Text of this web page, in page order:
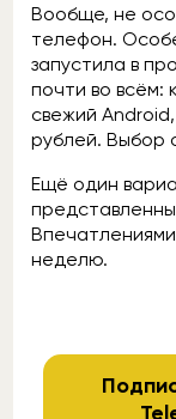
Вообще, не
телефон.
запустила в
почти во всём:
свежий
рублей. Выбор
Ещё один
неделю.